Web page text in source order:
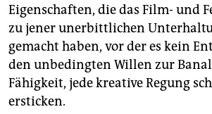
genossenschaft
epaper login
Eigenschaften, die das Film- und
zu jener unerbittlichen
gemacht haben, vor der es kein
den unbedingten Willen zur
Fähigkeit, jede kreative Regung
ersticken.